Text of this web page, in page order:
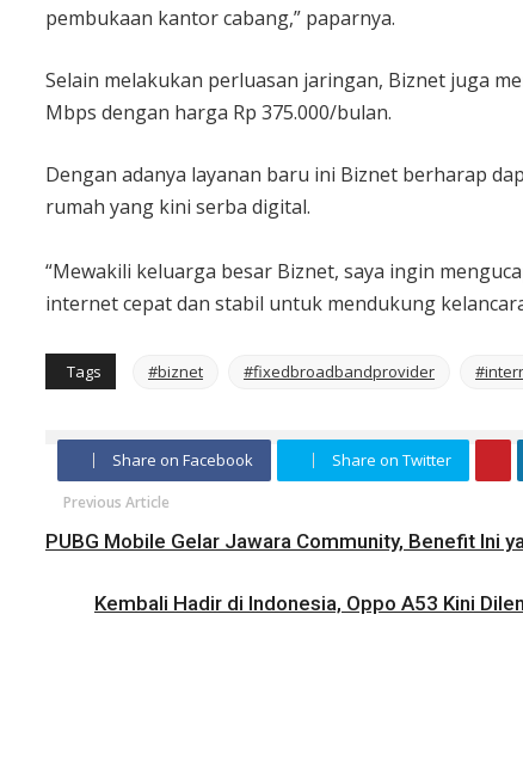
pembukaan kantor cabang,” paparnya.
Selain melakukan perluasan jaringan, Biznet juga
Mbps dengan harga Rp 375.000/bulan.
Dengan adanya layanan baru ini Biznet berharap
rumah yang kini serba digital.
“Mewakili keluarga besar Biznet, saya ingin
internet cepat dan stabil untuk mendukung
Tags #biznet #fixedbroadbandprovider
Share on Facebook Share on Twitter
Previous Article
PUBG Mobile Gelar Jawara Community, Benefit Ini
Kembali Hadir di Indonesia, Oppo A53 Kini